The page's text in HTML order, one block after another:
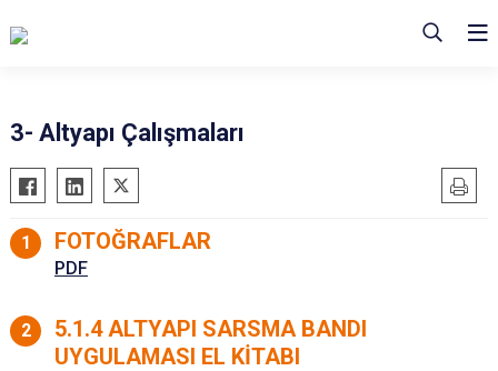
3- Altyapı Çalışmaları
FOTOĞRAFLAR
PDF
5.1.4 ALTYAPI SARSMA BANDI
UYGULAMASI EL KİTABI